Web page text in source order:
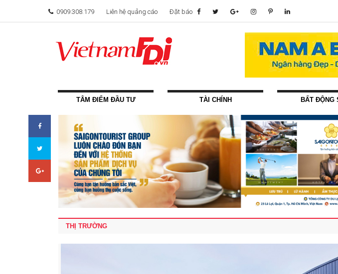
0909.308.179 Liên hệ quảng cáo Đặt báo
TÂM ĐIỂM ĐẦU TƯ TÀI CHÍNH BẤT ĐỘNG
THỊ TRƯỜNG